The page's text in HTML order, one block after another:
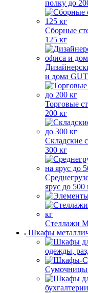
полку до
Сборные
125 кг
и дома
Торговые
200 кг
Складские
300 кг
ярус до 500
Стеллажи
Шкафы
одежды,
Сумочницы